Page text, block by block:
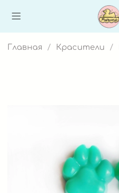
Главная Красители